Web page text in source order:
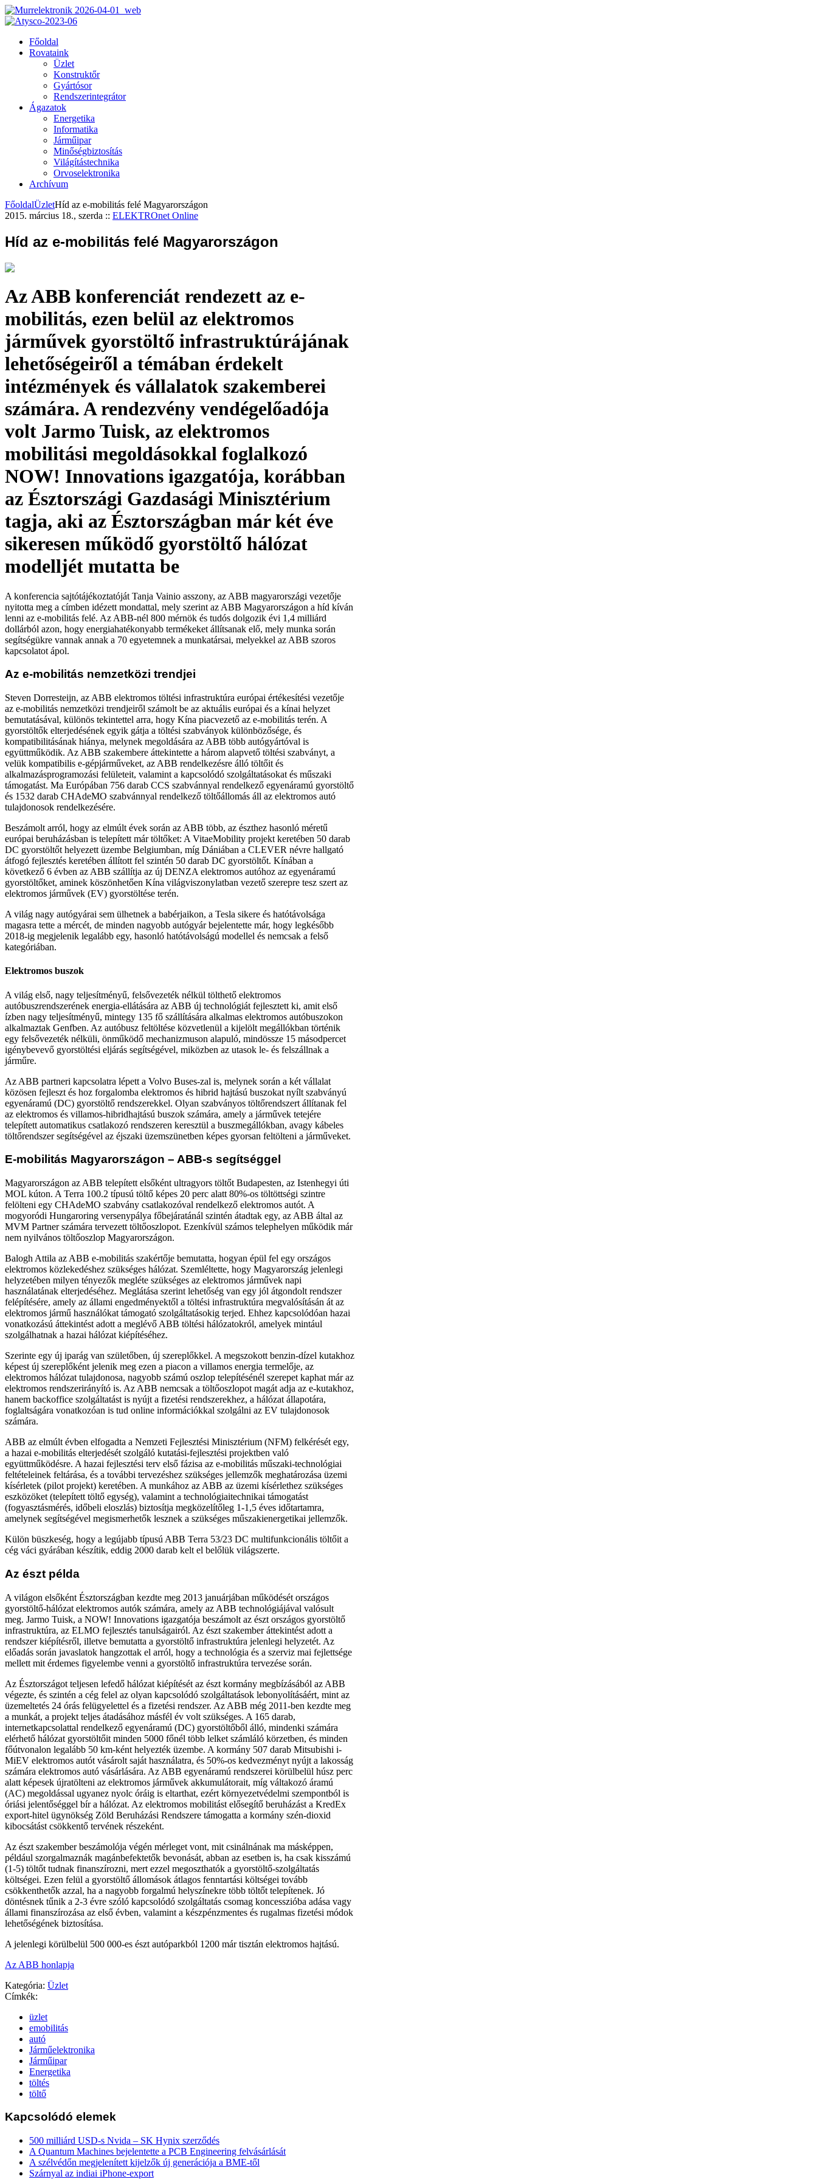
Főoldal
Rovataink
Üzlet
Konstruktőr
Gyártósor
Rendszerintegrátor
Ágazatok
Energetika
Informatika
Járműipar
Minőségbiztosítás
Világítástechnika
Orvoselektronika
Archívum
FőoldalÜzletHíd az e-mobilitás felé Magyarországon
2015. március 18., szerda :: ELEKTROnet Online
Híd az e-mobilitás felé Magyarországon
Az ABB konferenciát rendezett az e-
mobilitás, ezen belül az elektromos
járművek gyorstöltő infrastruktúrájának
lehetőségeiről a témában érdekelt
intézmények és vállalatok szakemberei
számára. A rendezvény vendégelőadója
volt Jarmo Tuisk, az elektromos
mobilitási megoldásokkal foglalkozó
NOW! Innovations igazgatója, korábban
az Észtországi Gazdasági Minisztérium
tagja, aki az Észtországban már két éve
sikeresen működő gyorstöltő hálózat
modelljét mutatta be
A konferencia sajtótájékoztatóját Tanja Vainio asszony, az ABB magyarországi vezetője
nyitotta meg a címben idézett mondattal, mely szerint az ABB Magyarországon a híd kíván
lenni az e-mobilitás felé. Az ABB-nél 800 mérnök és tudós dolgozik évi 1,4 milliárd
dollárból azon, hogy energiahatékonyabb termékeket állítsanak elő, mely munka során
segítségükre vannak annak a 70 egyetemnek a munkatársai, melyekkel az ABB szoros
kapcsolatot ápol.
Az e-mobilitás nemzetközi trendjei
Steven Dorresteijn, az ABB elektromos töltési infrastruktúra európai értékesítési vezetője
az e-mobilitás nemzetközi trendjeiről számolt be az aktuális európai és a kínai helyzet
bemutatásával, különös tekintettel arra, hogy Kína piacvezető az e-mobilitás terén. A
gyorstöltők elterjedésének egyik gátja a töltési szabványok különbözősége, és
kompatibilitásának hiánya, melynek megoldására az ABB több autógyártóval is
együttműködik. Az ABB szakembere áttekintette a három alapvető töltési szabványt, a
velük kompatibilis e-gépjárműveket, az ABB rendelkezésre álló töltőit és
alkalmazásprogramozási felületeit, valamint a kapcsolódó szolgáltatásokat és műszaki
támogatást. Ma Európában 756 darab CCS szabvánnyal rendelkező egyenáramú gyorstöltő
és 1532 darab CHAdeMO szabvánnyal rendelkező töltőállomás áll az elektromos autó
tulajdonosok rendelkezésére.
Beszámolt arról, hogy az elmúlt évek során az ABB több, az észthez hasonló méretű
európai beruházásban is telepített már töltőket: A VitaeMobility projekt keretében 50 darab
DC gyorstöltőt helyezett üzembe Belgiumban, míg Dániában a CLEVER névre hallgató
átfogó fejlesztés keretében állított fel szintén 50 darab DC gyorstöltőt. Kínában a
következő 6 évben az ABB szállítja az új DENZA elektromos autóhoz az egyenáramú
gyorstöltőket, aminek köszönhetően Kína világviszonylatban vezető szerepre tesz szert az
elektromos járművek (EV) gyorstöltése terén.
A világ nagy autógyárai sem ülhetnek a babérjaikon, a Tesla sikere és hatótávolsága
magasra tette a mércét, de minden nagyobb autógyár bejelentette már, hogy legkésőbb
2018-ig megjelenik legalább egy, hasonló hatótávolságú modellel és nemcsak a felső
kategóriában.
Elektromos buszok
A világ első, nagy teljesítményű, felsővezeték nélkül tölthető elektromos
autóbuszrendszerének energia-ellátására az ABB új technológiát fejlesztett ki, amit első
ízben nagy teljesítményű, mintegy 135 fő szállítására alkalmas elektromos autóbuszokon
alkalmaztak Genfben. Az autóbusz feltöltése közvetlenül a kijelölt megállókban történik
egy felsővezeték nélküli, önműködő mechanizmuson alapuló, mindössze 15 másodpercet
igénybevevő gyorstöltési eljárás segítségével, miközben az utasok le- és felszállnak a
járműre.
Az ABB partneri kapcsolatra lépett a Volvo Buses-zal is, melynek során a két vállalat
közösen fejleszt és hoz forgalomba elektromos és hibrid hajtású buszokat nyílt szabványú
egyenáramú (DC) gyorstöltő rendszerekkel. Olyan szabványos töltőrendszert állítanak fel
az elektromos és villamos-hibridhajtású buszok számára, amely a járművek tetejére
telepített automatikus csatlakozó rendszeren keresztül a buszmegállókban, avagy kábeles
töltőrendszer segítségével az éjszaki üzemszünetben képes gyorsan feltölteni a járműveket.
E-mobilitás Magyarországon – ABB-s segítséggel
Magyarországon az ABB telepített elsőként ultragyors töltőt Budapesten, az Istenhegyi úti
MOL kúton. A Terra 100.2 típusú töltő képes 20 perc alatt 80%-os töltöttségi szintre
felölteni egy CHAdeMO szabvány csatlakozóval rendelkező elektromos autót. A
mogyoródi Hungaroring versenypálya főbejáratánál szintén átadtak egy, az ABB által az
MVM Partner számára tervezett töltőoszlopot. Ezenkívül számos telephelyen működik már
nem nyilvános töltőoszlop Magyarországon.
Balogh Attila az ABB e-mobilitás szakértője bemutatta, hogyan épül fel egy országos
elektromos közlekedéshez szükséges hálózat. Szemléltette, hogy Magyarország jelenlegi
helyzetében milyen tényezők megléte szükséges az elektromos járművek napi
használatának elterjedéséhez. Meglátása szerint lehetőség van egy jól átgondolt rendszer
felépítésére, amely az állami engedményektől a töltési infrastruktúra megvalósításán át az
elektromos jármű használókat támogató szolgáltatásokig terjed. Ehhez kapcsolódóan hazai
vonatkozású áttekintést adott a meglévő ABB töltési hálózatokról, amelyek mintául
szolgálhatnak a hazai hálózat kiépítéséhez.
Szerinte egy új iparág van születőben, új szereplőkkel. A megszokott benzin-dízel kutakhoz
képest új szereplőként jelenik meg ezen a piacon a villamos energia termelője, az
elektromos hálózat tulajdonosa, nagyobb számú oszlop telepítésénél szerepet kaphat már az
elektromos rendszerirányító is. Az ABB nemcsak a töltőoszlopot magát adja az e-kutakhoz,
hanem backoffice szolgáltatást is nyújt a fizetési rendszerekhez, a hálózat állapotára,
foglaltságára vonatkozóan is tud online információkkal szolgálni az EV tulajdonosok
számára.
ABB az elmúlt évben elfogadta a Nemzeti Fejlesztési Minisztérium (NFM) felkérését egy,
a hazai e-mobilitás elterjedését szolgáló kutatási-fejlesztési projektben való
együttműködésre. A hazai fejlesztési terv első fázisa az e-mobilitás műszaki-technológiai
feltételeinek feltárása, és a további tervezéshez szükséges jellemzők meghatározása üzemi
kísérletek (pilot projekt) keretében. A munkához az ABB az üzemi kísérlethez szükséges
eszközöket (telepített töltő egység), valamint a technológiaitechnikai támogatást
(fogyasztásmérés, időbeli eloszlás) biztosítja megközelítőleg 1-1,5 éves időtartamra,
amelynek segítségével megismerhetők lesznek a szükséges műszakienergetikai jellemzők.
Külön büszkeség, hogy a legújabb típusú ABB Terra 53/23 DC multifunkcionális töltőit a
cég váci gyárában készítik, eddig 2000 darab kelt el belőlük világszerte.
Az észt példa
A világon elsőként Észtországban kezdte meg 2013 januárjában működését országos
gyorstöltő-hálózat elektromos autók számára, amely az ABB technológiájával valósult
meg. Jarmo Tuisk, a NOW! Innovations igazgatója beszámolt az észt országos gyorstöltő
infrastruktúra, az ELMO fejlesztés tanulságairól. Az észt szakember áttekintést adott a
rendszer kiépítésről, illetve bemutatta a gyorstöltő infrastruktúra jelenlegi helyzetét. Az
előadás során javaslatok hangzottak el arról, hogy a technológia és a szerviz mai fejlettsége
mellett mit érdemes figyelembe venni a gyorstöltő infrastruktúra tervezése során.
Az Észtországot teljesen lefedő hálózat kiépítését az észt kormány megbízásából az ABB
végezte, és szintén a cég felel az olyan kapcsolódó szolgáltatások lebonyolításáért, mint az
üzemeltetés 24 órás felügyelettel és a fizetési rendszer. Az ABB még 2011-ben kezdte meg
a munkát, a projekt teljes átadásához másfél év volt szükséges. A 165 darab,
internetkapcsolattal rendelkező egyenáramú (DC) gyorstöltőből álló, mindenki számára
elérhető hálózat gyorstöltőit minden 5000 főnél több lelket számláló körzetben, és minden
főútvonalon legalább 50 km-ként helyezték üzembe. A kormány 507 darab Mitsubishi i-
MiEV elektromos autót vásárolt saját használatra, és 50%-os kedvezményt nyújt a lakosság
számára elektromos autó vásárlására. Az ABB egyenáramú rendszerei körülbelül húsz perc
alatt képesek újratölteni az elektromos járművek akkumulátorait, míg váltakozó áramú
(AC) megoldással ugyanez nyolc óráig is eltarthat, ezért környezetvédelmi szempontból is
óriási jelentőséggel bír a hálózat. Az elektromos mobilitást elősegítő beruházást a KredEx
export-hitel ügynökség Zöld Beruházási Rendszere támogatta a kormány szén-dioxid
kibocsátást csökkentő tervének részeként.
Az észt szakember beszámolója végén mérleget vont, mit csinálnának ma másképpen,
például szorgalmaznák magánbefektetők bevonását, abban az esetben is, ha csak kisszámú
(1-5) töltőt tudnak finanszírozni, mert ezzel megoszthatók a gyorstöltő-szolgáltatás
költségei. Ezen felül a gyorstöltő állomások átlagos fenntartási költségei tovább
csökkenthetők azzal, ha a nagyobb forgalmú helyszínekre több töltőt telepítenek. Jó
döntésnek tűnik a 2-3 évre szóló kapcsolódó szolgáltatás csomag koncesszióba adása vagy
állami finanszírozása az első évben, valamint a készpénzmentes és rugalmas fizetési módok
lehetőségének biztosítása.
A jelenlegi körülbelül 500 000-es észt autóparkból 1200 már tisztán elektromos hajtású.
Az ABB honlapja
Kategória: Üzlet
Címkék:
üzlet
emobilitás
autó
Járműelektronika
Járműipar
Energetika
töltés
töltő
Kapcsolódó elemek
500 milliárd USD-s Nvida – SK Hynix szerződés
A Quantum Machines bejelentette a PCB Engineering felvásárlását
A szélvédőn megjelenített kijelzők új generációja a BME-től
Szárnyal az indiai iPhone-export